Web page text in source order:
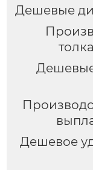
Дешевые
Дешевое